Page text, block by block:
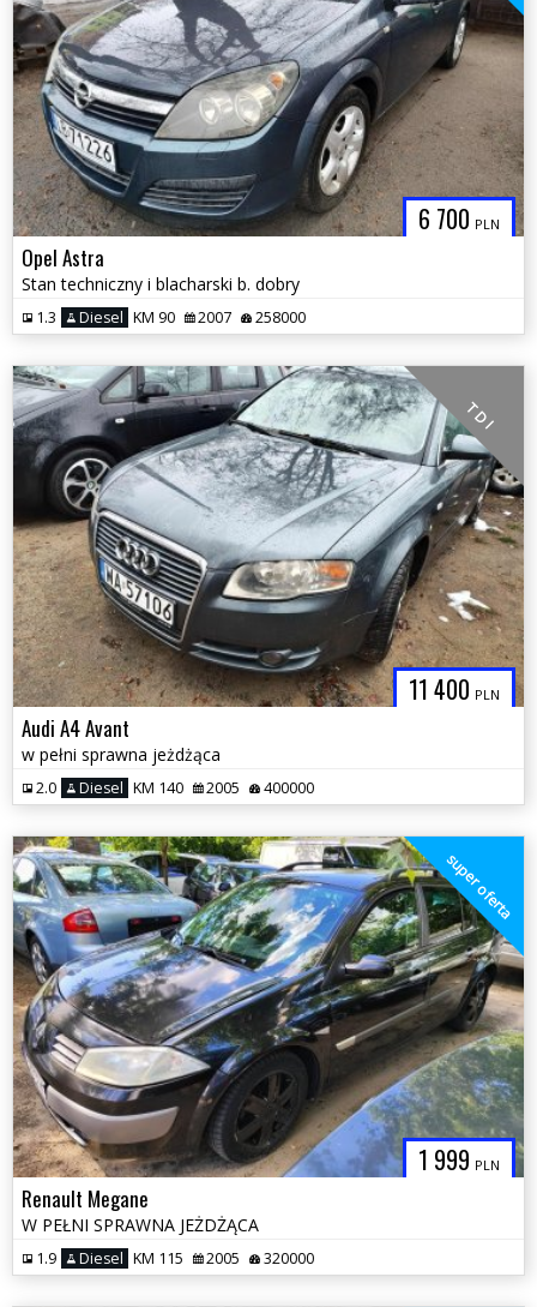
6 700 PLN
Opel Astra
Stan techniczny i blacharski b. dobry
1.3 Diesel KM 90 2007 258000
11 400 PLN
T D I
Audi A4 Avant
w pełni sprawna jeżdżąca
2.0 Diesel KM 140 2005 400000
1 999 PLN
super oferta
Renault Megane
W PEŁNI SPRAWNA JEŻDŻĄCA
1.9 Diesel KM 115 2005 320000